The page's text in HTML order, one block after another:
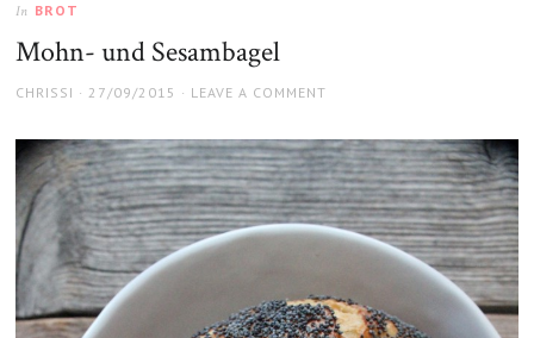
In BROT
Mohn- und Sesambagel
AUTHOR
CHRISSI
POSTED
27/09/2015 LEAVE A COMMENT